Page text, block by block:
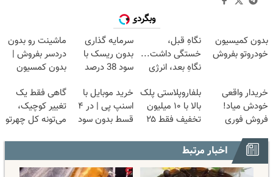
وبگردی
بدون کمیسیون
خودروتو بفروش
نگاهِ قبل،
خستگی داشت...
نگاهِ بعد، انرژی
25% تخفیف
سرمایه گذاری
بدون ریسک با
سود 38 درصد
ماشینت رو بدون
دردسر بفروش |
بدون کمسیون
خریدار واقعی
خودش میاد!
فروش فوری
مکانیک
بلفاروپلاستی پلک
بالا با ۱۰ میلیون
تخفیف فقط ۲۵
خرید موبایل با
اسنپ پی | در ۴
قسط بدون سود
گاهی فقط یک
تغییر کوچیک،
می‌تونه کل چهرتو
اخبار مرتبط